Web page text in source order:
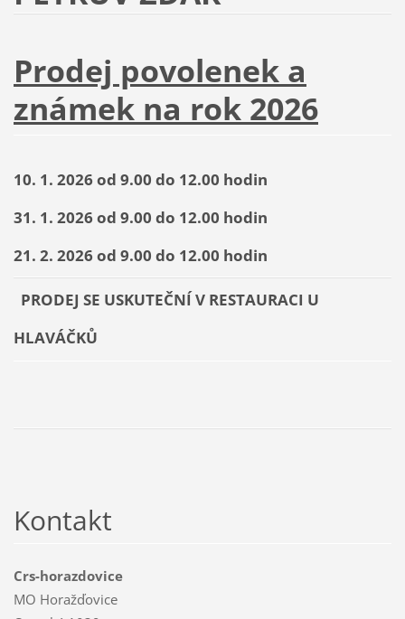
Prodej povolenek a
známek na rok 2026
10. 1. 2026 od 9.00 do 12.00 hodin
31. 1. 2026 od 9.00 do 12.00 hodin
21. 2. 2026 od 9.00 do 12.00 hodin
PRODEJ SE USKUTEČNÍ V RESTAURACI U
HLAVÁČKŮ
Kontakt
Crs-horazdovice
MO Horažďovice